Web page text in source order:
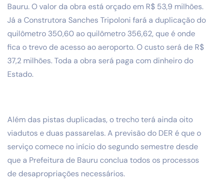
Bauru. O valor da obra está orçado em R$ 53,9 milhões.
Já a Construtora Sanches Tripoloni fará a duplicação do
quilômetro 350,60 ao quilômetro 356,62, que é onde
fica o trevo de acesso ao aeroporto. O custo será de R$
37,2 milhões. Toda a obra será paga com dinheiro do
Estado.
Além das pistas duplicadas, o trecho terá ainda oito
viadutos e duas passarelas. A previsão do DER é que o
serviço comece no início do segundo semestre desde
que a Prefeitura de Bauru conclua todos os processos
de desapropriações necessários.